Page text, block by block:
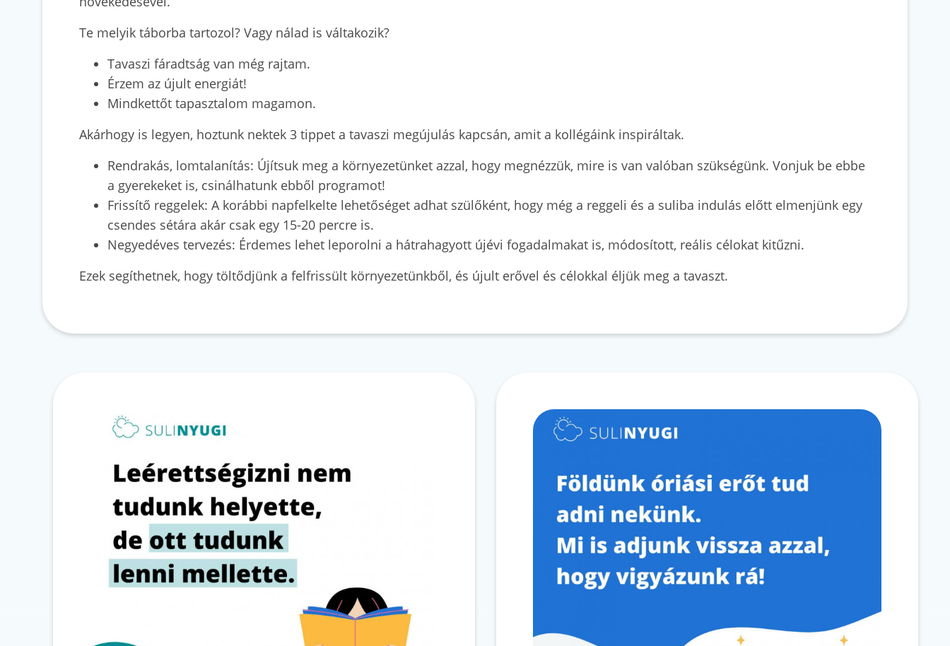
Te melyik táborba tartozol? Vagy nálad is váltakozik?
Tavaszi fáradtság van még rajtam.
Érzem az újult energiát!
Mindkettőt tapasztalom magamon.
Akárhogy is legyen, hoztunk nektek 3 tippet a tavaszi megújulás kapcsán, amit a kollégáink inspiráltak.
Rendrakás, lomtalanítás: Újítsuk meg a környezetünket azzal, hogy megnézzük, mire is van valóban szükségünk. Vonjuk be ebbe
a gyerekeket is, csinálhatunk ebből programot!
Frissítő reggelek: A korábbi napfelkelte lehetőséget adhat szülőként, hogy még a reggeli és a suliba indulás előtt elmenjünk egy
csendes sétára akár csak egy 15-20 percre is.
Negyedéves tervezés: Érdemes lehet leporolni a hátrahagyott újévi fogadalmakat is, módosított, reális célokat kitűzni.
Ezek segíthetnek, hogy töltődjünk a felfrissült környezetünkből, és újult erővel és célokkal éljük meg a tavaszt.